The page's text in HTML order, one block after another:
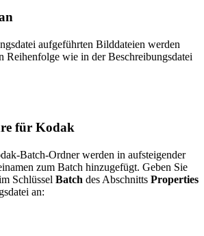
aufgeführten Bilddateien werden
Reihenfolge wie in der Beschreibungsdatei
für Kodak
Batch-Ordner werden in aufsteigender
zum Batch hinzugefügt. Geben Sie
Schlüssel Batch des Abschnitts Properties
an: